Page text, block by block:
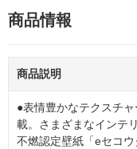
商品情報
商品説明
●表情豊かなテクスチ
載。さまざまなインテ
不燃認定壁紙「eセコ